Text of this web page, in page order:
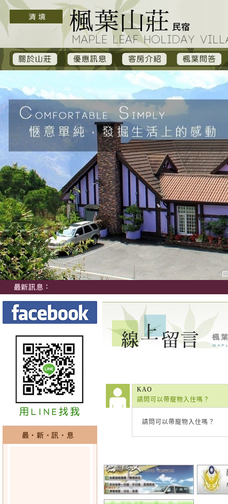
KAO
請問可以帶寵物入住嗎？
請問可以帶寵物入住嗎？